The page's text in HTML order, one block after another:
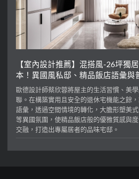
【室內設計推薦】混搭風-26坪獨
本！異國風私邸、精品飯店語彙與
歐德設計師蔡欣蓉將屋主的生活習慣、美
聯。在構築實用且安全的退休宅機能之餘
語彙，透過空間情境的轉化，大膽形塑美
等異國氛圍，使精品飯店般的優雅質感與
交融，打造出專屬居者的品味宅邸。